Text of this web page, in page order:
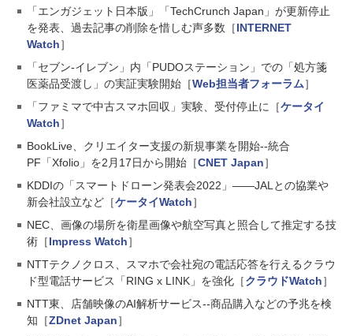
「エンガジェット日本版」「TechCrunch Japan」が更新停止
を発表、過去記事の削除を惜しむ声多数［INTERNET
Watch］
「セブン‐イレブン」内「PUDOステーション」での「処方箋
医薬品受渡し」の実証実験開始［Web担当者フォーラム］
「ファミマで中古スマホ回収」実験、受付停止に［ケータイ
Watch］
BookLive、クリエイター支援の新規事業を開始--統合
PF「Xfolio」を2月17日から開始［CNET Japan］
KDDIの「スマートドローン発表会2022」――JALとの協業や
新会社設立など［ケータイWatch］
NEC、画像の場所を衛星画像や航空写真と照合して推定する技
術［Impress Watch］
NTTテクノクロス、スマホで会社宛の電話応答を行えるクラウ
ド型電話サービス「RING x LINK」を強化［クラウドWatch］
NTT東、店舗映像のAI解析サービス--商品購入などの予兆を検
知［ZDnet Japan］